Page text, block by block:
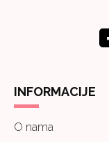
INFORMACIJE
O nama